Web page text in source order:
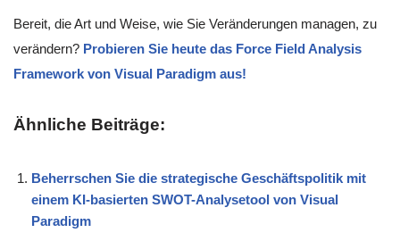
Bereit, die Art und Weise, wie Sie Veränderungen managen, zu
verändern? Probieren Sie heute das Force Field Analysis
Framework von Visual Paradigm aus!
Ähnliche Beiträge:
Beherrschen Sie die strategische Geschäftspolitik mit
einem KI-basierten SWOT-Analysetool von Visual
Paradigm